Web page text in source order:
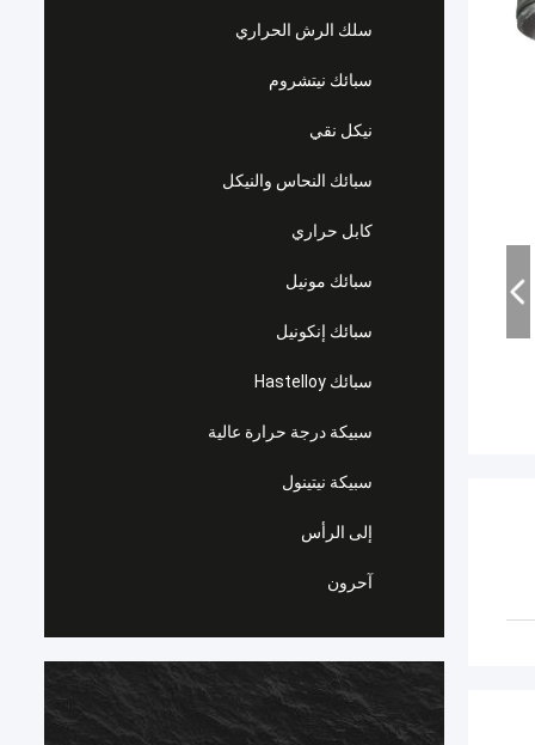
سلك الرش الحراري
سبائك نيتشروم
نيكل نقي
سبائك النحاس والنيكل
كابل حراري
سبائك مونيل
سبائك إنكونيل
سبائك Hastelloy
سبيكة درجة حرارة عالية
سبيكة نيتينول
إلى الرأس
آحرون